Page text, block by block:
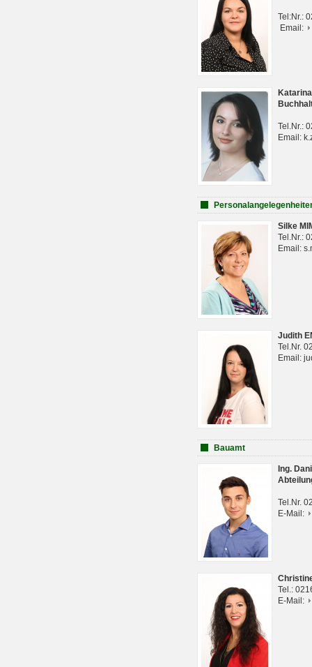
Tel:Nr.:
Email:
Tel.Nr.:
Email:
Silke
Tel.Nr.:
Email:
Judith
Tel.Nr.
Email:
Bauamt
Ing.
Tel.Nr.
E-Mail:
Tel.:
E-Mail: